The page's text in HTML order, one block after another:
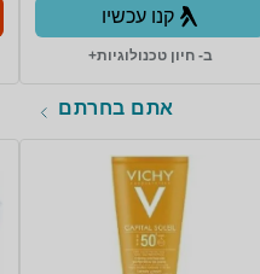
קנו עכשיו
ב- חיון טכנולוגיות+
אתם בחרתם